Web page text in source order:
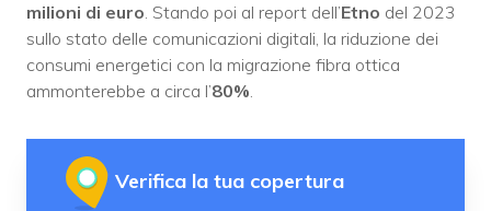
milioni di euro. Stando poi al report dell’Etno del 2023
sullo stato delle comunicazioni digitali, la riduzione dei
consumi energetici con la migrazione fibra ottica
ammonterebbe a circa l’80%.
Verifica la tua copertura